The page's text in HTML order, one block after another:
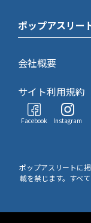
ポップアスリー
会社概要
サイト利用規約
Facebook Instagram
ポップアスリートに
載を禁じます。すべ